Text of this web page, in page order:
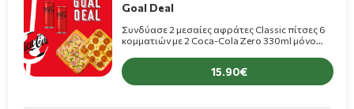
Goal Deal
Συνδύασε 2 μεσαίες αφράτες Classic πίτσες 6
κομματιών με 2 Coca-Cola Zero 330ml μόνο
15.90